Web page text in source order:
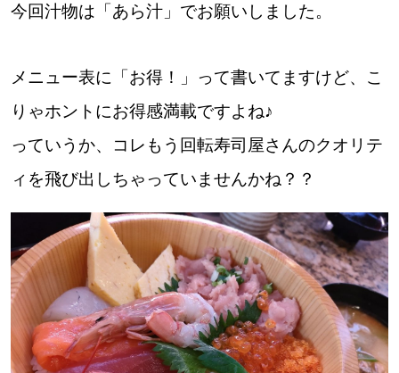
今回汁物は「あら汁」でお願いしました。
メニュー表に「お得！」って書いてますけど、こ
りゃホントにお得感満載ですよね♪
っていうか、コレもう回転寿司屋さんのクオリテ
ィを飛び出しちゃっていませんかね？？